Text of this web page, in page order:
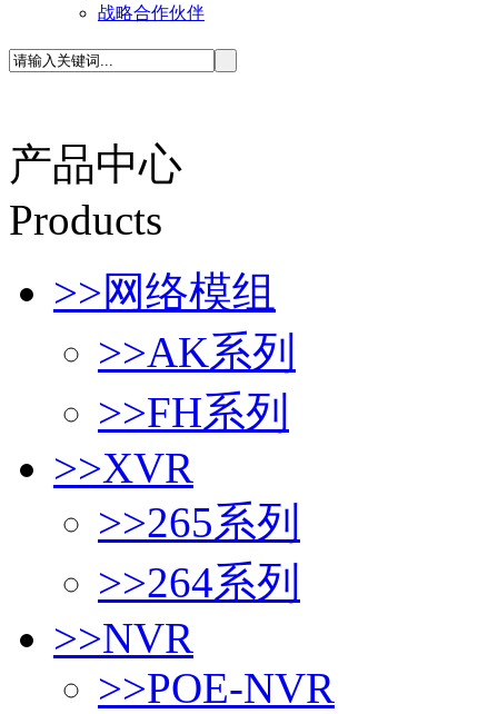
战略合作伙伴
产品中心
Products
>>网络模组
>>AK系列
>>FH系列
>>XVR
>>265系列
>>264系列
>>NVR
>>POE-NVR